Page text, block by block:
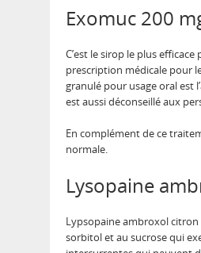
Exomuc 200
C’est le sirop le plus
prescription médicale pour
granulé pour usage oral est
est aussi déconseillé aux
En complément de ce
normale.
Lysopaine
Lypsopaine ambroxol citron
sorbitol et au sucrose qui